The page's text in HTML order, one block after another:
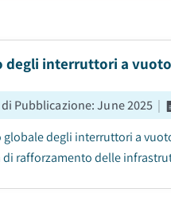
degli interruttori a vuoto
di Pubblicazione:June 2025 |
globale degli interruttori a
rafforzamento delle